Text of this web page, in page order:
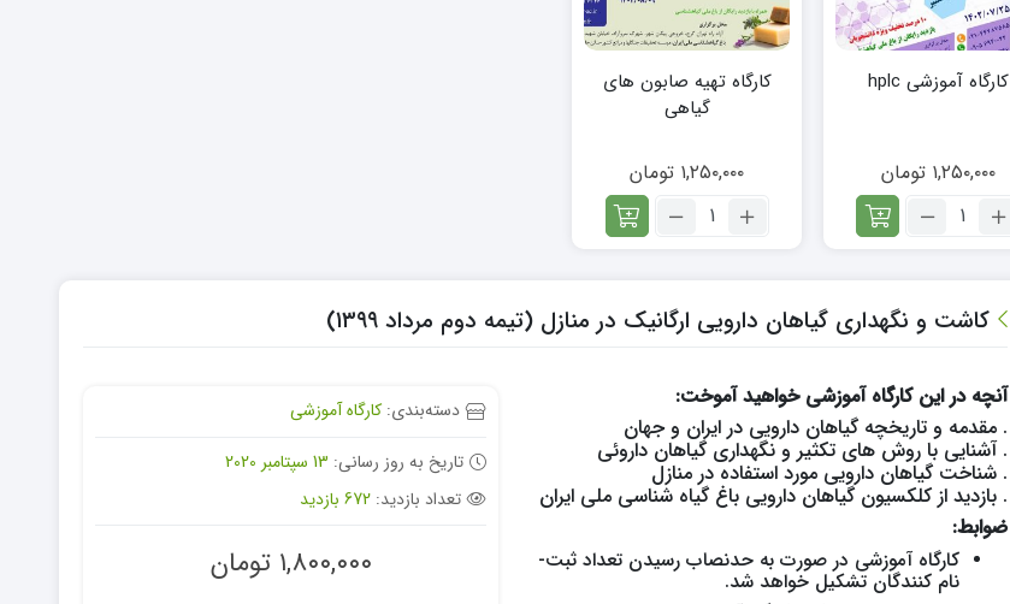
کارگاه آموزشی hplc
۱,۲۵۰,۰۰۰ تومان
تعداد:
کارگاه تهیه صابون های
گیاهی
۱,۲۵۰,۰۰۰ تومان
تعداد:
گیاهی
کاشت و نگهداری گیاهان دارویی ارگانیک در منازل (تیمه دوم مرداد ۱۳۹۹)
آنچه در این کارگاه آموزشی خواهید آموخت:
. مقدمه و تاریخچه گیاهان دارویی در ایران و جهان
. آشنایی با روش های تکثیر و نگهداری گیاهان داروئی
. شناخت گیاهان دارویی مورد استفاده در منازل
. بازدید از کلکسیون گیاهان دارویی باغ گیاه شناسی ملی ایران
ضوابط:
کارگاه آموزشی در صورت به حدنصاب رسیدن تعداد ثبت­
نام کنندگان تشکیل خواهد شد.
دسته‌بندی: کارگاه آموزشی
تاریخ به روز رسانی: 13 سپتامبر 2020
تعداد بازدید: 672 بازدید
۱,۸۰۰,۰۰۰ تومان